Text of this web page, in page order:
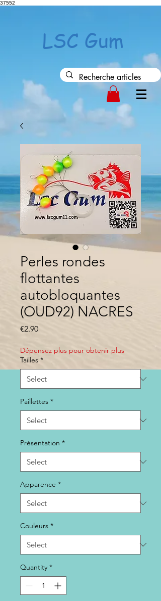
37552
LSC Gum
Perles rondes
flottantes
autobloquantes
(OUD92) NACRES
€2.90Price
Dépensez plus pour obtenir plus
Tailles *
Paillettes *
Présentation *
Apparence *
Couleurs *
Quantity *